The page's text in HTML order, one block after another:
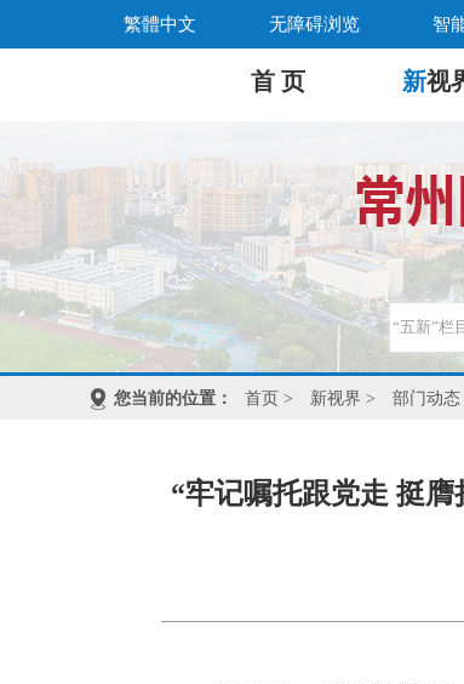
繁體中文 无障碍浏览 智
首 页 新视
您当前的位置： 首页 > 新视界 > 部门动态
“牢记嘱托跟党走 挺